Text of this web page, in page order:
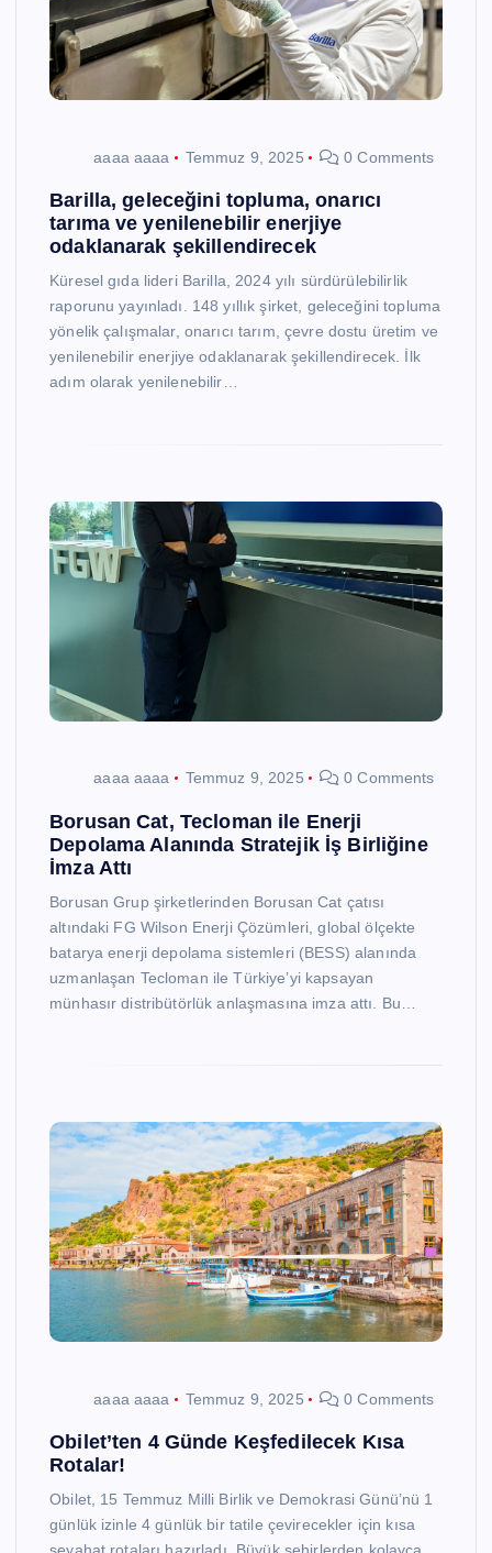
aaaa aaaa Temmuz 9, 2025 0 Comments
Barilla, geleceğini topluma, onarıcı
tarıma ve yenilenebilir enerjiye
odaklanarak şekillendirecek
Küresel gıda lideri Barilla, 2024 yılı sürdürülebilirlik
raporunu yayınladı. 148 yıllık şirket, geleceğini topluma
yönelik çalışmalar, onarıcı tarım, çevre dostu üretim ve
yenilenebilir enerjiye odaklanarak şekillendirecek. İlk
adım olarak yenilenebilir…
aaaa aaaa Temmuz 9, 2025 0 Comments
Borusan Cat, Tecloman ile Enerji
Depolama Alanında Stratejik İş Birliğine
İmza Attı
Borusan Grup şirketlerinden Borusan Cat çatısı
altındaki FG Wilson Enerji Çözümleri, global ölçekte
batarya enerji depolama sistemleri (BESS) alanında
uzmanlaşan Tecloman ile Türkiye’yi kapsayan
münhasır distribütörlük anlaşmasına imza attı. Bu…
aaaa aaaa Temmuz 9, 2025 0 Comments
Obilet’ten 4 Günde Keşfedilecek Kısa
Rotalar!
Obilet, 15 Temmuz Milli Birlik ve Demokrasi Günü’nü 1
günlük izinle 4 günlük bir tatile çevirecekler için kısa